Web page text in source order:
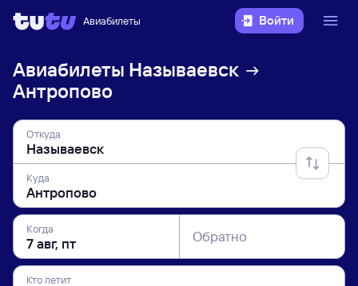
Авиабилеты Войти
Авиабилеты Называевск
Антропово
Откуда
Куда
Когда Обратно
Кто летит